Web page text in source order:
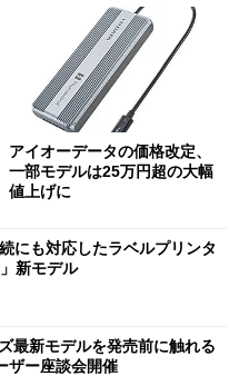
アイオーデータの価格改定、
一部モデルは25万円超の大幅
値上げに
にも対応したラベルプリンタ
新モデル
最新モデルを発売前に触れる
ザー座談会開催